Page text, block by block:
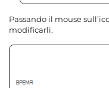
Passando il mouse
modificarli.